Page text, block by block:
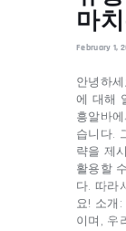
마
February 1,
안녕하
에 대해
흥알바
습니다.
략을 제
활용할
다. 따라
요! 소개:
이며, 우